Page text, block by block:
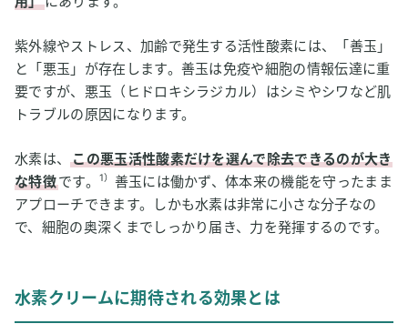
紫外線やストレス、加齢で発生する活性酸素には、「善玉」
と「悪玉」が存在します。善玉は免疫や細胞の情報伝達に重
要ですが、悪玉（ヒドロキシラジカル）はシミやシワなど肌
トラブルの原因になります。
水素は、この悪玉活性酸素だけを選んで除去できるのが大き
な特徴です。 1） 善玉には働かず、体本来の機能を守ったまま
アプローチできます。しかも水素は非常に小さな分子なの
で、細胞の奥深くまでしっかり届き、力を発揮するのです。
水素クリームに期待される効果とは